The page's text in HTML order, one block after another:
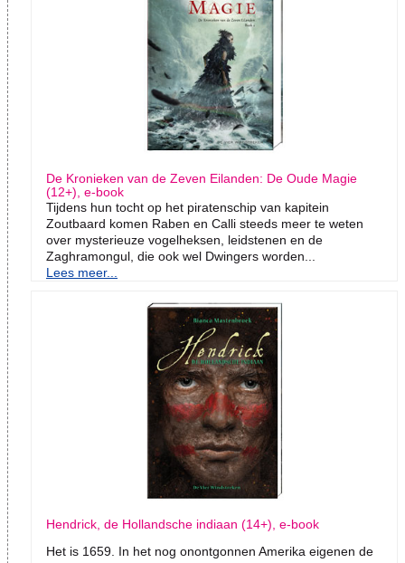
De Kronieken van de Zeven Eilanden: De Oude Magie
(12+), e-book
Tijdens hun tocht op het piratenschip van kapitein
Zoutbaard komen Raben en Calli steeds meer te weten
over mysterieuze vogelheksen, leidstenen en de
Zaghramongul, die ook wel Dwingers worden...
Lees meer...
Hendrick, de Hollandsche indiaan (14+), e-book
Het is 1659. In het nog onontgonnen Amerika eigenen de